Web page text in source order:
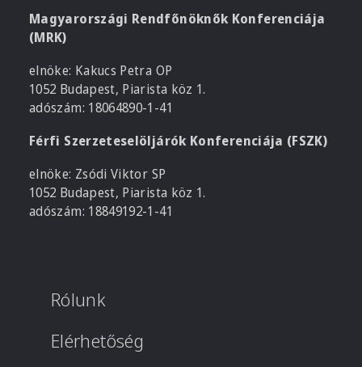
Magyarországi Rendfőnöknők Konferenciája
(MRK)
elnöke: Kakucs Petra OP
1052 Budapest, Piarista köz 1.
adószám: 18064890-1-41
Férfi Szerzeteselöljárók Konferenciája (FSZK)
elnöke: Zsódi Viktor SP
1052 Budapest, Piarista köz 1.
adószám: 18849192-1-41
Rólunk
Elérhetőség